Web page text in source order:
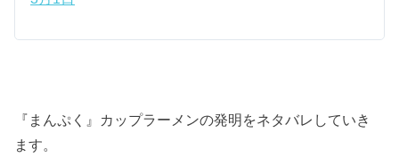
『まんぷく』カップラーメンの発明をネタバレしていき
ます。